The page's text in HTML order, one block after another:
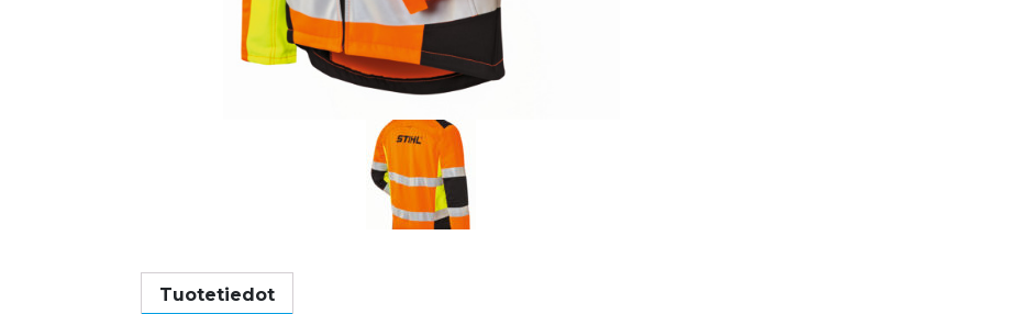
Tuotetiedot